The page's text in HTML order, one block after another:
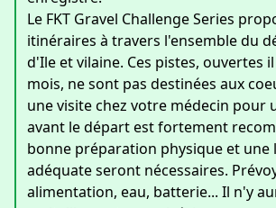
Le FKT Gravel Challenge Series
itinéraires à travers l'ensemble du
d'Ile et vilaine. Ces pistes, ouvertes
mois, ne sont pas destinées aux
une visite chez votre médecin pour
avant le départ est fortement
bonne préparation physique et une
adéquate seront nécessaires.
alimentation, eau, batterie... Il n'y